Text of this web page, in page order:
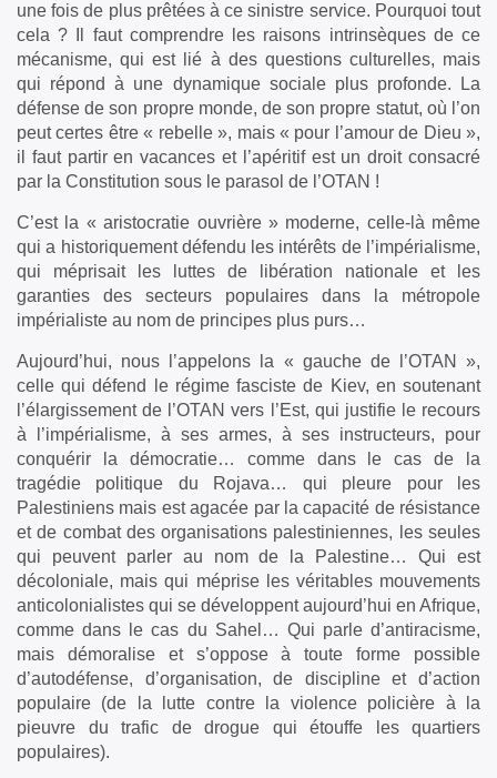
une fois de plus prêtées à ce sinistre service. Pourquoi tout
cela ? Il faut comprendre les raisons intrinsèques de ce
mécanisme, qui est lié à des questions culturelles, mais
qui répond à une dynamique sociale plus profonde. La
défense de son propre monde, de son propre statut, où l’on
peut certes être « rebelle », mais « pour l’amour de Dieu »,
il faut partir en vacances et l’apéritif est un droit consacré
par la Constitution sous le parasol de l’OTAN !
C’est la « aristocratie ouvrière » moderne, celle-là même
qui a historiquement défendu les intérêts de l’impérialisme,
qui méprisait les luttes de libération nationale et les
garanties des secteurs populaires dans la métropole
impérialiste au nom de principes plus purs…
Aujourd’hui, nous l’appelons la « gauche de l’OTAN »,
celle qui défend le régime fasciste de Kiev, en soutenant
l’élargissement de l’OTAN vers l’Est, qui justifie le recours
à l’impérialisme, à ses armes, à ses instructeurs, pour
conquérir la démocratie… comme dans le cas de la
tragédie politique du Rojava… qui pleure pour les
Palestiniens mais est agacée par la capacité de résistance
et de combat des organisations palestiniennes, les seules
qui peuvent parler au nom de la Palestine… Qui est
décoloniale, mais qui méprise les véritables mouvements
anticolonialistes qui se développent aujourd’hui en Afrique,
comme dans le cas du Sahel… Qui parle d’antiracisme,
mais démoralise et s’oppose à toute forme possible
d’autodéfense, d’organisation, de discipline et d’action
populaire (de la lutte contre la violence policière à la
pieuvre du trafic de drogue qui étouffe les quartiers
populaires).